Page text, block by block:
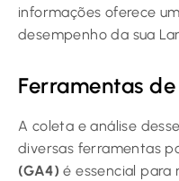
informações oferece
desempenho da sua
Ferramentas
A coleta e análise
diversas ferramentas
(GA4) é essencial